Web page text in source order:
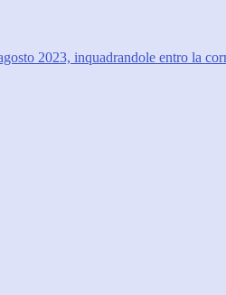
2023, inquadrandole entro la